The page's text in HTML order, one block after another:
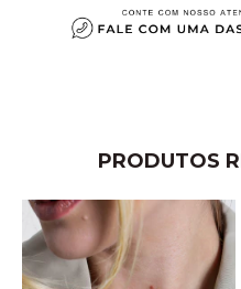
PRODUTOS